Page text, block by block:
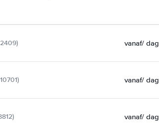
vanaf/ dag
vanaf/ dag
vanaf/ dag